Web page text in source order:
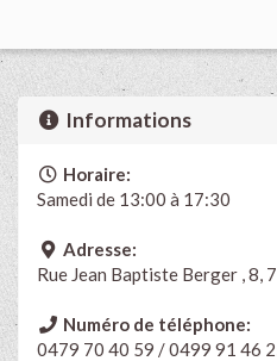
Informations
Horaire:
Samedi de 13:00 à 17:30
Adresse:
Rue Jean Baptiste Berger , 8,
Numéro de téléphone:
0479 70 40 59 / 0499 91 46